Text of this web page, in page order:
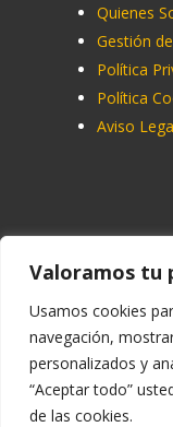
Valoramos tu
Usamos cookies
navegación,
personalizados y
“Aceptar todo”
de las cookies.
Quienes
Gestión
Política
Política
Aviso
91 713 07 70